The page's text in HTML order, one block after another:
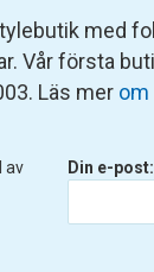
med
Vår första
Läs mer om
av
Din e-post: